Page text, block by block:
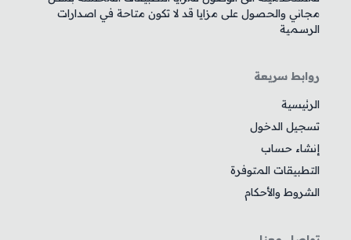
مجاني والحصول على مزايا قد لا تكون متاحة في اصدارات
الرسمية
روابط سريعة
الرئيسية
تسجيل الدخول
إنشاء حساب
التطبيقات المتوفرة
الشروط والأحكام